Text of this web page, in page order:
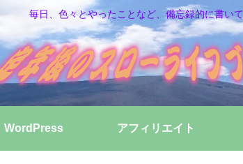
毎日、色々とやったことなど、備忘録的に書い
WordPress アフィリエイト